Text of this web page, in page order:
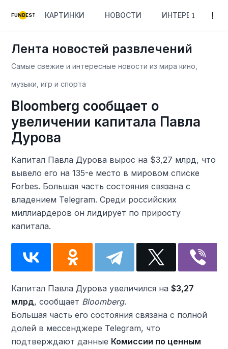
FUNBEST КАРТИНКИ НОВОСТИ ИНТЕРЕСНОЕ
Лента новостей развлечений
Самые свежие и интересные новости из мира кино,
музыки, игр и спорта
Bloomberg сообщает о
увеличении капитала Павла
Дурова
Капитал Павла Дурова вырос на $3,27 млрд, что
вывело его на 135-е место в мировом списке
Forbes. Большая часть состояния связана с
владением Telegram. Среди российских
миллиардеров он лидирует по приросту
капитала.
Капитал Павла Дурова увеличился на$3,27
млрд, сообщает Bloomberg.
Большая часть его состояния связана с полной
долей в мессенджере Telegram, что
подтверждают данные Комиссии по ценным